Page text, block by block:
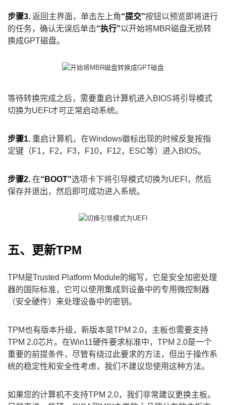
步骤3. 返回主界面，单击左上角“提交”按钮以预览即将进行
的任务，确认无误后单击“执行”以开始将MBR磁盘无损转
换成GPT磁盘。
等待转换完成之后，需要重启计算机进入BIOS将引导模式
切换为UEFI才可正常启动系统。
步骤1. 重启计算机，在Windows徽标出现的时候反复按指
定键（F1，F2，F3，F10，F12，ESC等）进入BIOS。
步骤2. 在“BOOT”选项卡下将引导模式切换为UEFI，然后
保存并退出，然后即可成功进入系统。
五、更新TPM
TPM是Trusted Platform Module的缩写，它是安全加密处理
器的国际标准，它可以使用集成到设备中的专用微控制器
（安全硬件）来处理设备中的密钥。
TPM也有版本升级，新版本是TPM 2.0，主板也需要支持
TPM 2.0芯片。在Win11硬件要求标准中，TPM 2.0是一个
重要的前提条件，尽管有绕过此要求的方法，但出于操作系
统的稳定性和安全性考虑，我们不建议您使用这种方法。
如果您的计算机不支持TPM 2.0，我们非常建议更换主板。